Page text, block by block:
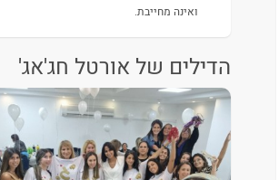
ואינה מחייבת.
הדילים של אורטל חג'אג'